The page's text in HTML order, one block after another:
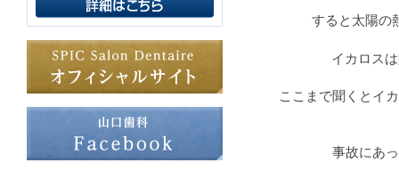
すると太陽の
イカロス
ここまで聞くとイ
事故にあ